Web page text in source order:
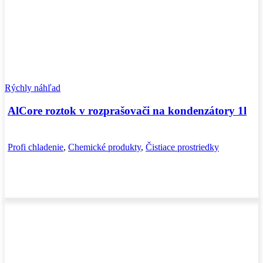
Rýchly náhľad
AlCore roztok v rozprašovači na kondenzátory 1l
Profi chladenie, Chemické produkty, Čistiace prostriedky